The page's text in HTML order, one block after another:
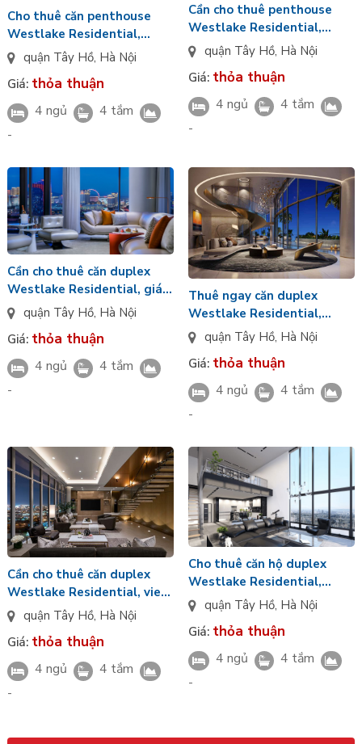
Cho thuê căn penthouse
Westlake Residential,
hướng Nam, view hồ Tây
quận Tây Hồ, Hà Nội
Giá: thỏa thuận
4 ngủ
4 tắm
-
Cần cho thuê penthouse
Westlake Residential,
hướng chính Nam, nội thất
nhập khẩu cao cấp
quận Tây Hồ, Hà Nội
Giá: thỏa thuận
4 ngủ
4 tắm
-
Cần cho thuê căn duplex
Westlake Residential, giá
cực ưu đãi, view sông Hồng
quận Tây Hồ, Hà Nội
Giá: thỏa thuận
4 ngủ
4 tắm
-
Thuê ngay căn duplex
Westlake Residential,
hướng chính Bắc, đầy đủ tiện
ích
quận Tây Hồ, Hà Nội
Giá: thỏa thuận
4 ngủ
4 tắm
-
Cần cho thuê căn duplex
Westlake Residential, view
hồ Tây, hướng Đông Bắc
quận Tây Hồ, Hà Nội
Giá: thỏa thuận
4 ngủ
4 tắm
-
Cho thuê căn hộ duplex
Westlake Residential,
hướng Nam, full nội thất
đẳng cấp
quận Tây Hồ, Hà Nội
Giá: thỏa thuận
4 ngủ
4 tắm
-